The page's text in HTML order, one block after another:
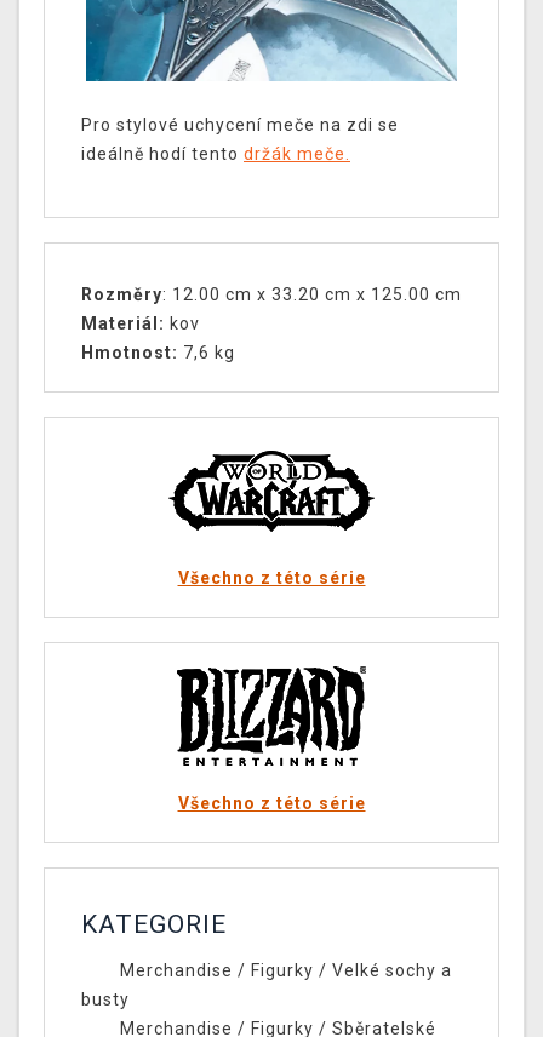
Pro stylové uchycení meče na zdi se
ideálně hodí tento držák meče.
Rozměry: 12.00 cm x 33.20 cm x 125.00 cm
Materiál: kov
Hmotnost: 7,6 kg
Všechno z této série
Všechno z této série
KATEGORIE
Merchandise / Figurky / Velké sochy a
busty
Merchandise / Figurky / Sběratelské